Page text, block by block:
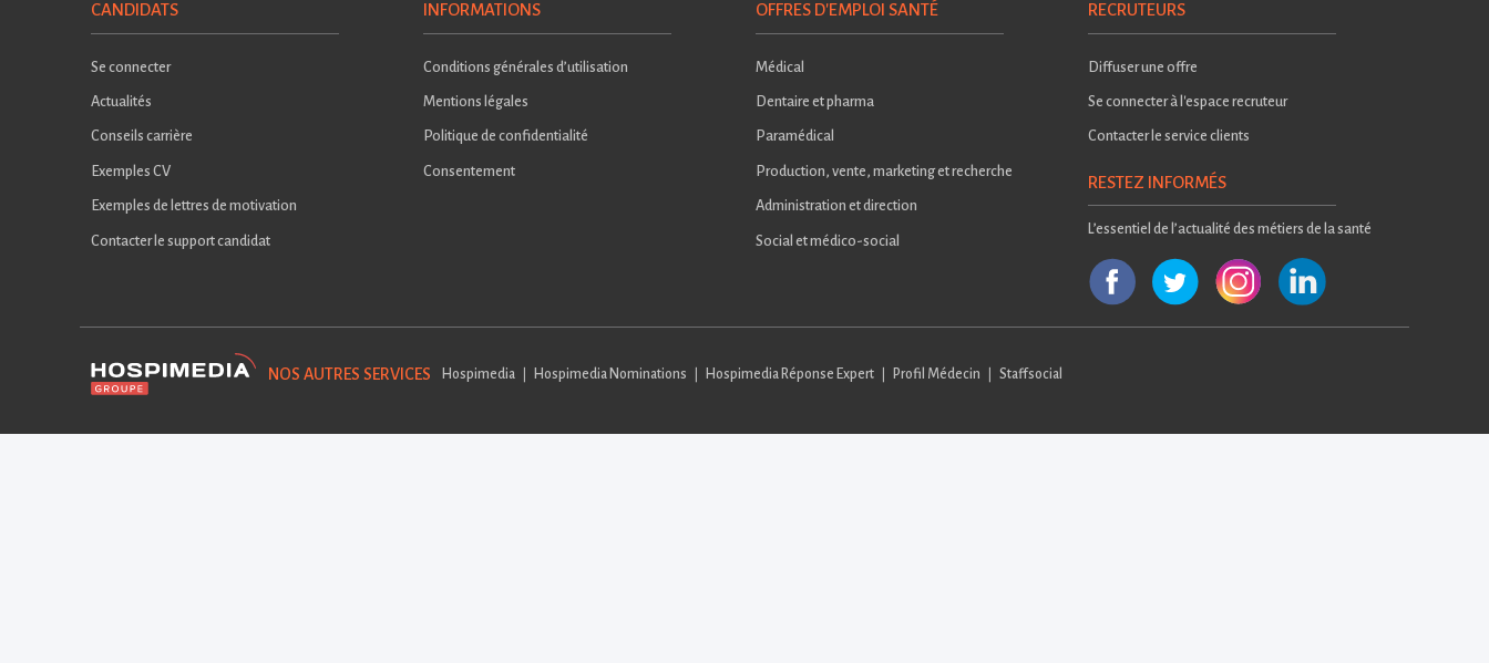
CANDIDATS
Se connecter
Actualités
Conseils carrière
Exemples CV
Exemples de lettres de motivation
Contacter le support candidat
INFORMATIONS
Conditions générales d’utilisation
Mentions légales
Politique de confidentialité
Consentement
OFFRES D'EMPLOI SANTÉ
Médical
Dentaire et pharma
Paramédical
Production, vente, marketing et recherche
Administration et direction
Social et médico-social
RECRUTEURS
Diffuser une offre
Se connecter à l'espace recruteur
Contacter le service clients
RESTEZ INFORMÉS
L’essentiel de l’actualité des métiers de la santé
NOS AUTRES SERVICES Hospimedia Hospimedia Nominations Hospimedia Réponse Expert Profil Médecin Staffsocial